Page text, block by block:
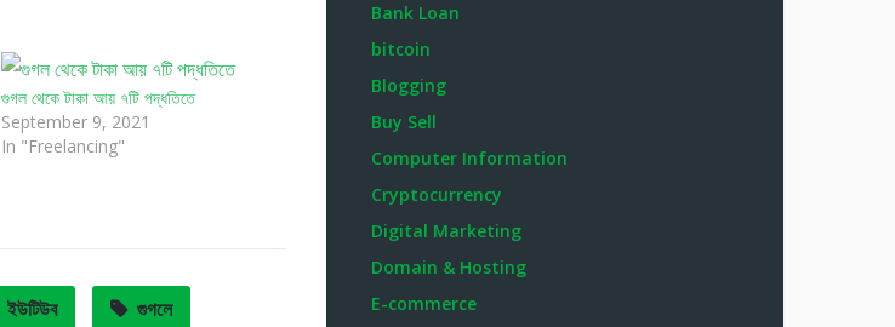
গুগল থেকে টাকা আয় ৭টি পদ্ধতিতে
September 9, 2021
In "Freelancing"
ইউটিউব গুগলে
Bank Loan
bitcoin
Blogging
Buy Sell
Computer Information
Cryptocurrency
Digital Marketing
Domain & Hosting
E-commerce